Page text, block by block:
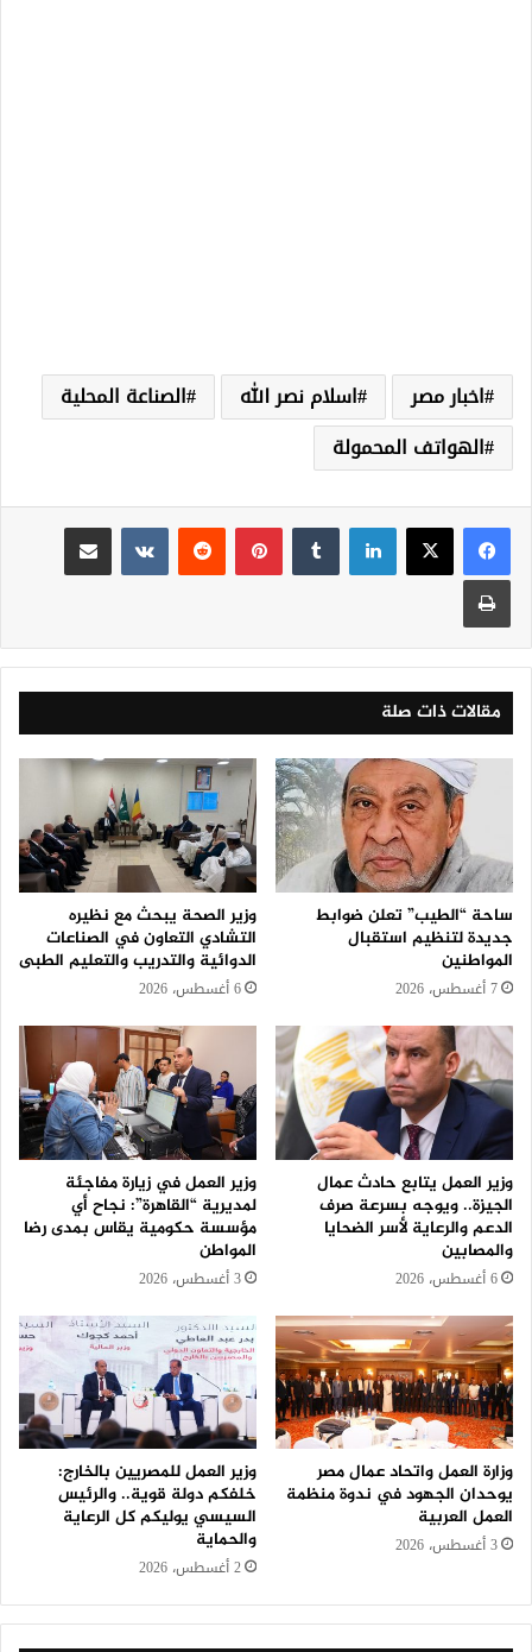
اخبار مصر اسلام نصر الله
الصناعة المحلية
الهواتف المحمولة
لينكدإن بينتيريست
مقالات ذات صلة
ساحة “الطيب” تعلن ضوابط
جديدة لتنظيم استقبال
المواطنين
7 أغسطس، 2026
وزير الصحة يبحث مع نظيره
التشادي التعاون في الصناعات
الدوائية والتدريب والتعليم الطبى
6 أغسطس، 2026
وزير العمل يتابع حادث عمال
الجيزة.. ويوجه بسرعة صرف
الدعم والرعاية لأسر الضحايا
والمصابين
6 أغسطس، 2026
وزير العمل في زيارة مفاجئة
لمديرية “القاهرة”: نجاح أي
مؤسسة حكومية يقاس بمدى رضا
المواطن
3 أغسطس، 2026
وزارة العمل واتحاد عمال مصر
يوحدان الجهود في ندوة منظمة
العمل العربية
3 أغسطس، 2026
وزير العمل للمصريين بالخارج:
خلفكم دولة قوية.. والرئيس
السيسي يوليكم كل الرعاية
والحماية
2 أغسطس، 2026